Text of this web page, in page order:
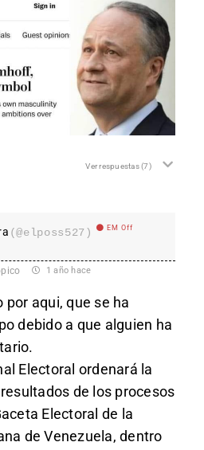
Ver respuestas(7)
(@elposs527) EM Off
1 año hace
aqui, que se ha
debido a que alguien ha
Electoral ordenará la
de los procesos
Electoral de la
de Venezuela, dentro